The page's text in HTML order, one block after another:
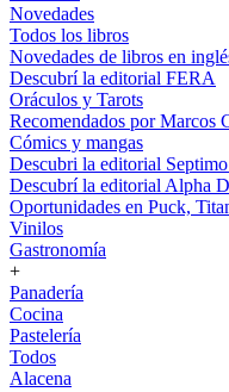
Novedades
Todos los libros
Novedades de libros en
Descubrí la editorial FERA
Oráculos y Tarots
Recomendados por Marcos
Cómics y mangas
Descubri la editorial
Descubrí la editorial Alpha
Oportunidades en Puck,
Vinilos
Gastronomía
+
Panadería
Cocina
Pastelería
Todos
Alacena